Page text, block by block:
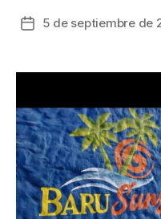
Fecha
entrada
5 de septiembre de